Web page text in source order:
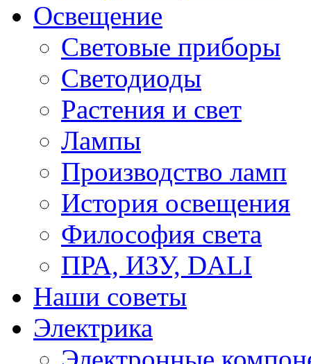
Освещение
Световые приборы
Светодиоды
Растения и свет
Лампы
Производство ламп
История освещения
Философия света
ПРА, ИЗУ, DALI
Наши советы
Электрика